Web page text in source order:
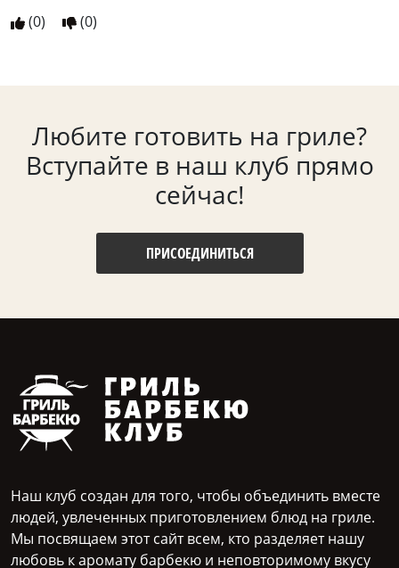
(0) (0)
Любите готовить на гриле?
Вступайте в наш клуб прямо
сейчас!
ПРИСОЕДИНИТЬСЯ
Наш клуб создан для того, чтобы объединить вместе
людей, увлеченных приготовлением блюд на гриле.
Мы посвящаем этот сайт всем, кто разделяет нашу
любовь к аромату барбекю и неповторимому вкусу